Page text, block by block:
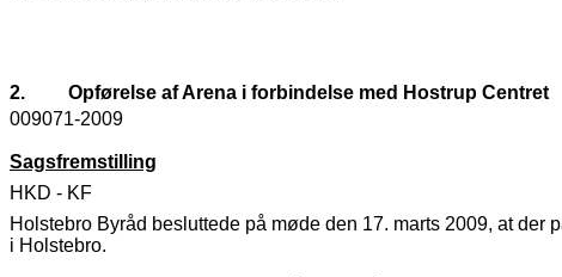
2.
Opførelse af Arena i forbindelse med Hostrup Centret
009071-2009
Sagsfremstilling
HKD - KF
Holstebro Byråd besluttede på møde den 17. marts 2009, at
i Holstebro.